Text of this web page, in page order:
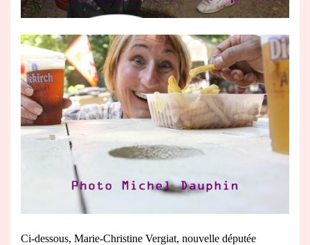
Ci-dessous, Marie-Christine Vergiat, nouvelle députée